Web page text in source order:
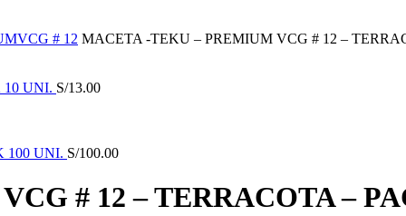
VCG # 12 MACETA -TEKU – PREMIUM VCG # 12 –
10 UNI. S/13.00
100 UNI. S/100.00
# 12 – TERRACOTA –